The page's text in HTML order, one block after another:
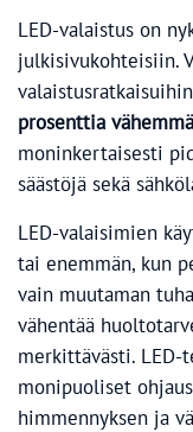
LED-valaistus on
julkisivukohteisiin.
prosenttia
moninkertaisesti
säästöjä sekä
LED-valaisimien
tai enemmän, kun
vain muutaman
vähentää
merkittävästi. LED-
monipuoliset
himmennyksen ja